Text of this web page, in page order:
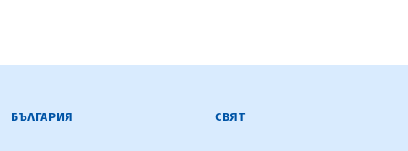
БЪЛГАРСКА ТЕЛЕГРАФНА АГЕНЦИЯ
БЪЛГАРИЯ СВЯТ